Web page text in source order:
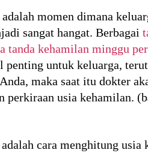
momen dimana
sangat hangat. Berbagai
tanda kehamilan minggu
penting untuk keluarga,
maka saat itu dokter
perkiraan usia kehamilan.
cara menghitung